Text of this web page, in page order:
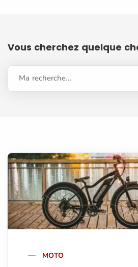
Vous cherchez quelque
Ma recherche...
MOTO